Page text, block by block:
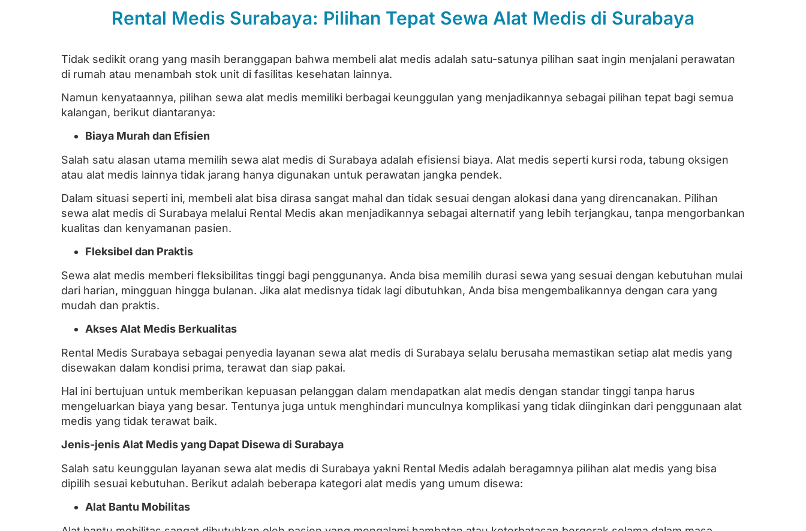
Rental Medis Surabaya: Pilihan Tepat Sewa Alat Medis di Surabaya
Tidak sedikit orang yang masih beranggapan bahwa membeli alat medis adalah satu-satunya pilihan saat ingin menjalani perawatan
di rumah atau menambah stok unit di fasilitas kesehatan lainnya.
Namun kenyataannya, pilihan sewa alat medis memiliki berbagai keunggulan yang menjadikannya sebagai pilihan tepat bagi semua
kalangan, berikut diantaranya:
Biaya Murah dan Efisien
Salah satu alasan utama memilih sewa alat medis di Surabaya adalah efisiensi biaya. Alat medis seperti kursi roda, tabung oksigen
atau alat medis lainnya tidak jarang hanya digunakan untuk perawatan jangka pendek.
Dalam situasi seperti ini, membeli alat bisa dirasa sangat mahal dan tidak sesuai dengan alokasi dana yang direncanakan. Pilihan
sewa alat medis di Surabaya melalui Rental Medis akan menjadikannya sebagai alternatif yang lebih terjangkau, tanpa mengorbankan
kualitas dan kenyamanan pasien.
Fleksibel dan Praktis
Sewa alat medis memberi fleksibilitas tinggi bagi penggunanya. Anda bisa memilih durasi sewa yang sesuai dengan kebutuhan mulai
dari harian, mingguan hingga bulanan. Jika alat medisnya tidak lagi dibutuhkan, Anda bisa mengembalikannya dengan cara yang
mudah dan praktis.
Akses Alat Medis Berkualitas
Rental Medis Surabaya sebagai penyedia layanan sewa alat medis di Surabaya selalu berusaha memastikan setiap alat medis yang
disewakan dalam kondisi prima, terawat dan siap pakai.
Hal ini bertujuan untuk memberikan kepuasan pelanggan dalam mendapatkan alat medis dengan standar tinggi tanpa harus
mengeluarkan biaya yang besar. Tentunya juga untuk menghindari munculnya komplikasi yang tidak diinginkan dari penggunaan alat
medis yang tidak terawat baik.
Jenis-jenis Alat Medis yang Dapat Disewa di Surabaya
Salah satu keunggulan layanan sewa alat medis di Surabaya yakni Rental Medis adalah beragamnya pilihan alat medis yang bisa
dipilih sesuai kebutuhan. Berikut adalah beberapa kategori alat medis yang umum disewa:
Alat Bantu Mobilitas